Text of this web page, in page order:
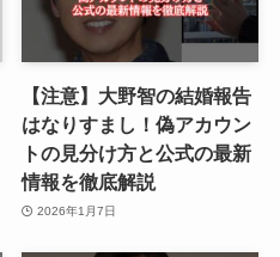
【注意】大野智の結婚報告
はなりすまし！偽アカウン
トの見分け方と公式の最新
情報を徹底解説
2026年1月7日